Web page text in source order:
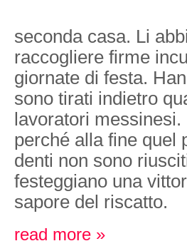
seconda casa. Li
raccogliere firme
giornate di festa.
sono tirati indietro
lavoratori messinesi.
perché alla fine quel
denti non sono
festeggiano una
sapore del riscatto.
read more »